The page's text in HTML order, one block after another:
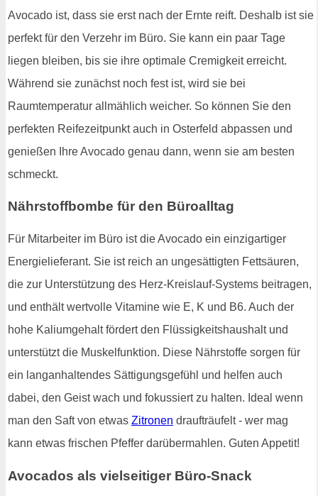
Avocado ist, dass sie erst nach der Ernte reift. Deshalb ist sie
perfekt für den Verzehr im Büro. Sie kann ein paar Tage
liegen bleiben, bis sie ihre optimale Cremigkeit erreicht.
Während sie zunächst noch fest ist, wird sie bei
Raumtemperatur allmählich weicher. So können Sie den
perfekten Reifezeitpunkt auch in Osterfeld abpassen und
genießen Ihre Avocado genau dann, wenn sie am besten
schmeckt.
Nährstoffbombe für den Büroalltag
Für Mitarbeiter im Büro ist die Avocado ein einzigartiger
Energielieferant. Sie ist reich an ungesättigten Fettsäuren,
die zur Unterstützung des Herz-Kreislauf-Systems beitragen,
und enthält wertvolle Vitamine wie E, K und B6. Auch der
hohe Kaliumgehalt fördert den Flüssigkeitshaushalt und
unterstützt die Muskelfunktion. Diese Nährstoffe sorgen für
ein langanhaltendes Sättigungsgefühl und helfen auch
dabei, den Geist wach und fokussiert zu halten. Ideal wenn
man den Saft von etwas Zitronen draufträufelt - wer mag
kann etwas frischen Pfeffer darübermahlen. Guten Appetit!
Avocados als vielseitiger Büro-Snack